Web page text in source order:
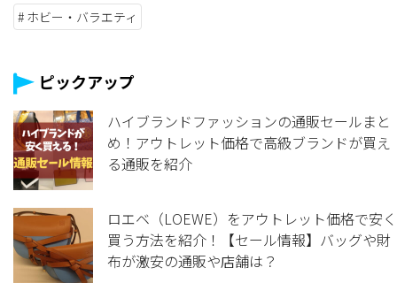
ピックアップ
ハイブランドファッションの通販セールまと
め！アウトレット価格で高級ブランドが買え
る通販を紹介
ロエベ（LOEWE）をアウトレット価格で安く
買う方法を紹介！【セール情報】バッグや財
布が激安の通販や店舗は？
ホビー・バラエティ